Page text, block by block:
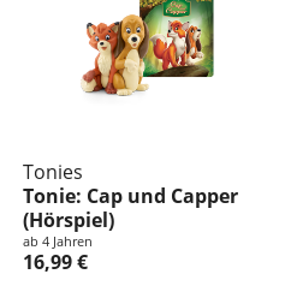
Tonies
Tonie: Cap und Capper
(Hörspiel)
ab 4 Jahren
16,99 €